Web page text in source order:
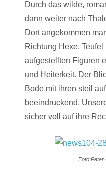
Durch das wilde,
dann weiter nach
Dort angekommen
Richtung Hexe,
aufgestellten Figuren
und Heiterkeit. Der
Bode mit ihren steil
beeindruckend.
sicher voll auf ihre
Foto:Peter